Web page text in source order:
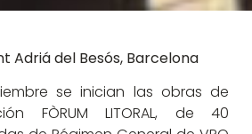
Adriá del Besós, Barcelona
se inician las obras de
FÒRUM LITORAL, de 40